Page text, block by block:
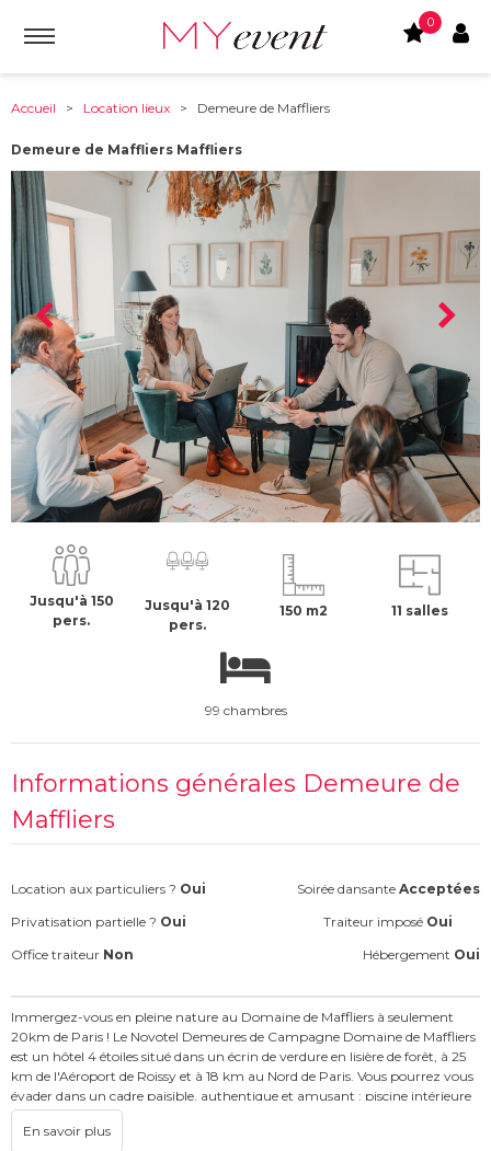
0
Accueil > Location lieux > Demeure de Maffliers
Demeure de Maffliers Maffliers
95560-Maffliers À partir de :
500 €H.T
Jusqu'à 150
pers.
Jusqu'à 120
pers.
150 m2 11 salles
99 chambres
Informations générales Demeure de
Maffliers
Location aux particuliers ? Oui Soirée dansante Acceptées
Privatisation partielle ? Oui Traiteur imposé Oui
Office traiteur Non Hébergement Oui
Immergez-vous en pleine nature au Domaine de Maffliers à seulement
20km de Paris ! Le Novotel Demeures de Campagne Domaine de Maffliers
est un hôtel 4 étoiles situé dans un écrin de verdure en lisière de forêt, à 25
km de l'Aéroport de Roissy et à 18 km au Nord de Paris. Vous pourrez vous
évader dans un cadre paisible, authentique et amusant : piscine intérieure
et extérieure chauffée, sauna, terrain de tennis, ping Pong, pétanque, VTT ,
centre équestre.